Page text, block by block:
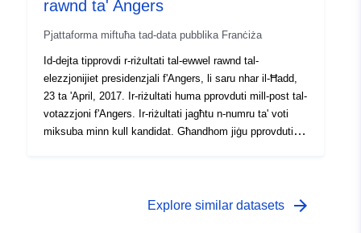
rawnd ta' Angers
Pjattaforma miftuħa tad-data pubblika Franċiża
Id-dejta tipprovdi r-riżultati tal-ewwel rawnd tal-
elezzjonijiet presidenzjali f'Angers, li saru nhar il-Ħadd,
23 ta 'April, 2017. Ir-riżultati huma pprovduti mill-post tal-
votazzjoni f'Angers. Ir-riżultati jagħtu n-numru ta' voti
miksuba minn kull kandidat. Għandhom jiġu pprovduti
Explore similar datasets arrow_forward